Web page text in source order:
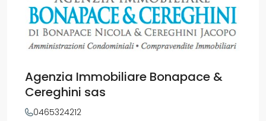
Agenzia Immobiliare Bonapace &
Cereghini sas
0465324212